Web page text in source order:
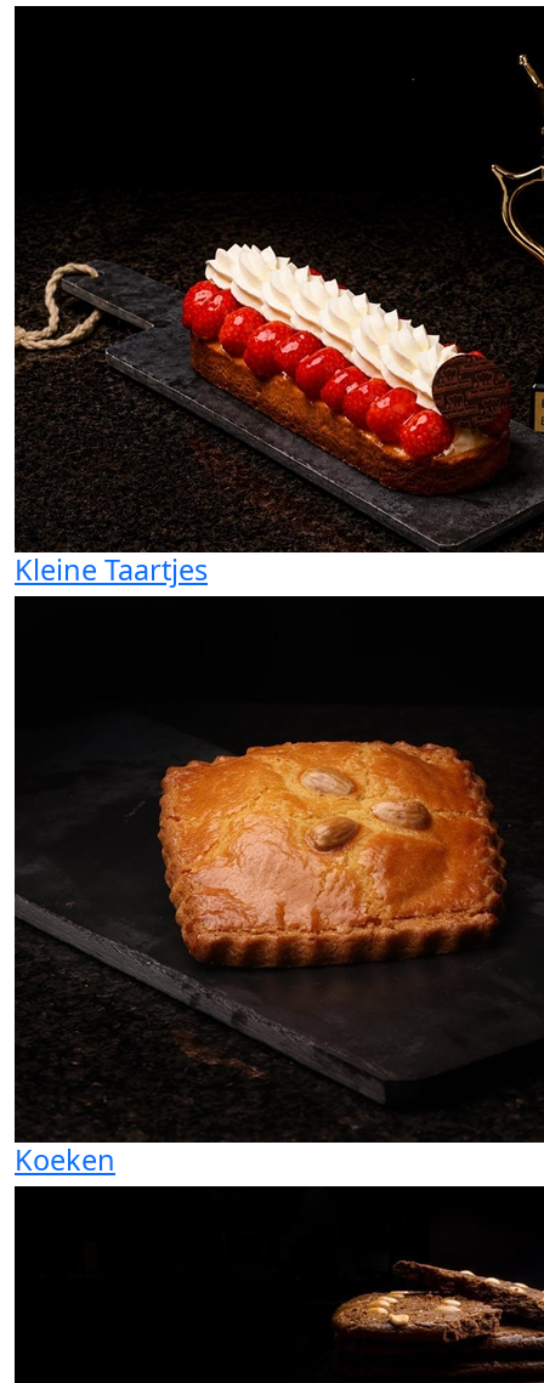
Kleine Taartjes
Koeken